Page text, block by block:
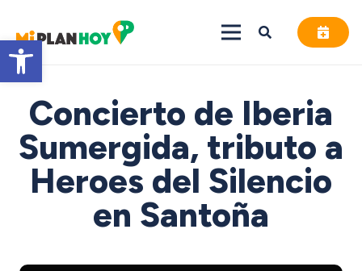
Abrir barra de herramientas
Concierto de Iberia
Sumergida, tributo a
Heroes del Silencio
en Santoña